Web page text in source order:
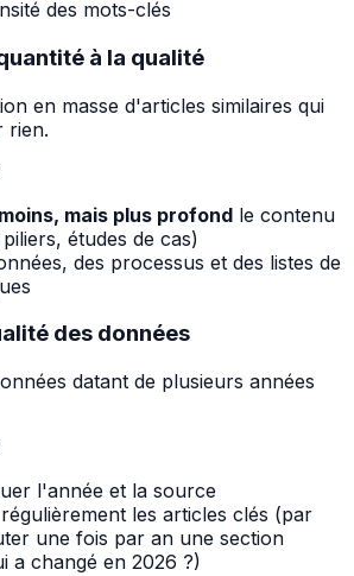
des mots-clés
à la qualité
en masse d'articles similaires qui
rien.
moins, mais plus profond le contenu
études de cas)
des processus et des listes de
des données
datant de plusieurs années
l'année et la source
les articles clés (par
une fois par an une section
a changé en 2026 ?)